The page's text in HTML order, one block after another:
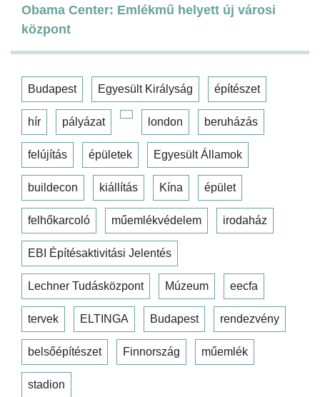
Obama Center: Emlékmű helyett új városi
központ
Budapest Egyesült Királyság építészet
hír pályázat london beruházás
felújítás épületek Egyesült Államok
buildecon kiállítás Kína épület
felhőkarcoló műemlékvédelem irodaház
EBI Építésaktivitási Jelentés
Lechner Tudásközpont Múzeum eecfa
tervek ELTINGA Budapest rendezvény
belsőépítészet Finnország műemlék
stadion